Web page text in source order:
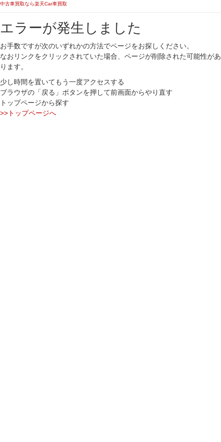
中古車買取なら楽天Car車買取
エラーが発生しました
お手数ですが次のいずれかの方法でページをお探しください。
なおリンクをクリックされていた場合、ページが削除された可能性があ
ります。
少し時間を置いてもう一度アクセスする
ブラウザの「戻る」ボタンを押して前画面からやり直す
トップページから探す
>>トップページへ